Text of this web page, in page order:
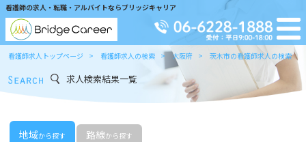
看護師の求人・転職・アルバイトならブリッジキャリア
看護師求人トップページ 看護師求人の検索 大阪府 茨木市の看護師求人の検索
求人検索結果一覧
地域から探す 路線から探す